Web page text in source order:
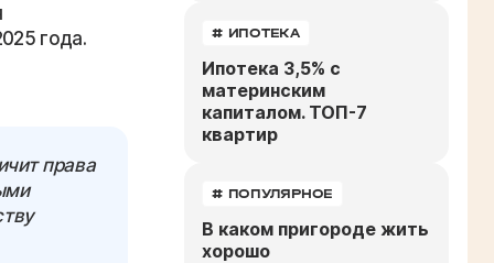
года.
права
# ИПОТЕКА
Ипотека 3,5% с
материнским
капиталом. ТОП-7
квартир
# ПОПУЛЯРНОЕ
В каком пригороде жить
хорошо